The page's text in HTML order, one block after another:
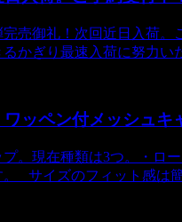
売御礼！次回近日入荷
かぎり最速入荷に努力
ッペン付メッシュキ
。現在種類は3つ。・ロ
。 サイズのフィット感は